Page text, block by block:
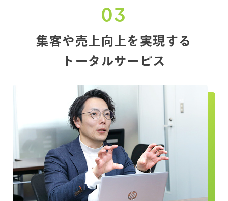
03
集客や売上向上を実現する
トータルサービス